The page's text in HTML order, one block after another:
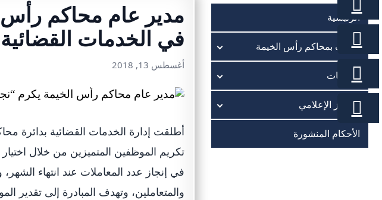
الرئيسية
تعريف بمحاكم رأس الخيمة
الخدمات
المركز الإعلامي
الأحكام المنشورة
مدير عام محاكم رأس
في الخدمات القضائية
أغسطس 13, 2018
أطلقت إدارة الخدمات القضائية بدائرة
تكريم الموظفين المتميزين من خلال
في إنجاز عدد المعاملات عند انتهاء
والمتعاملين، وتهدف المبادرة إلى تقدير